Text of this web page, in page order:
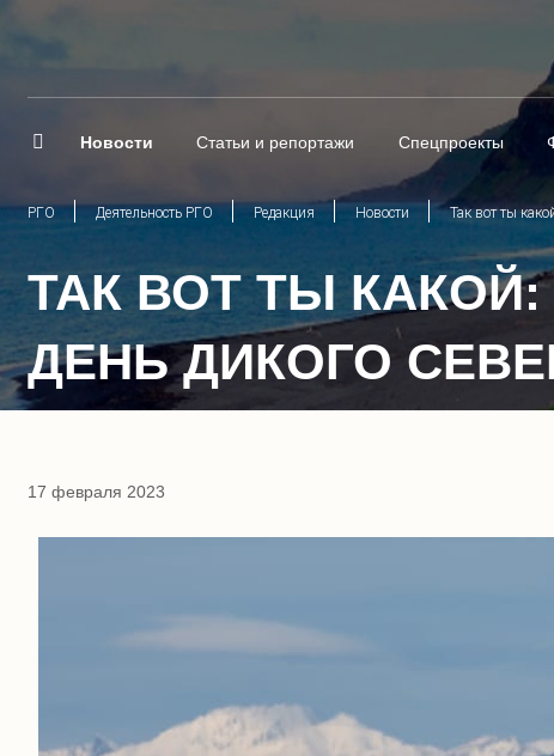
Новости Статьи и репортажи Спецпроекты
РГО Деятельность РГО Редакция Новости Так вот ты
ТАК ВОТ ТЫ
ДЕНЬ ДИКОГО
17 февраля 2023